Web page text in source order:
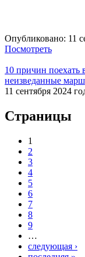
Опубликовано: 11
Посмотреть
10 причин поехать
неизведанные
11 сентября 2024
Страницы
1
2
3
4
5
6
7
8
9
…
следующая ›